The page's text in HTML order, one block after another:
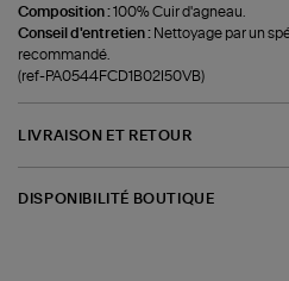
Composition :100% Cuir d'agneau.
Conseil d'entretien : Nettoyage par un
recommandé.
(ref-PA0544FCD1B02I50VB)
LIVRAISON ET RETOUR
DISPONIBILITÉ BOUTIQUE